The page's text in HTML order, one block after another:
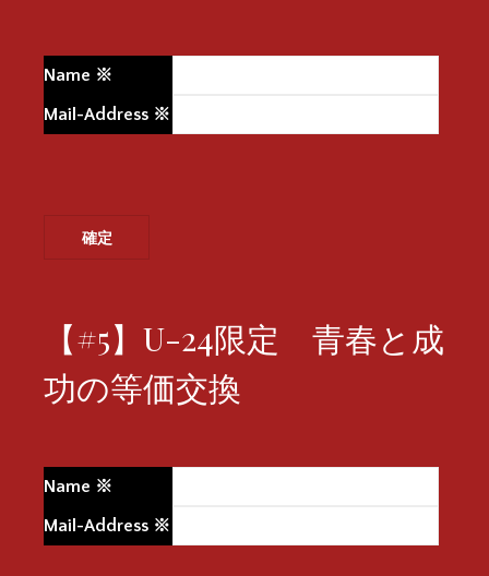
Name ※
Mail-Address ※
【#5】U-24限定 青春と成
功の等価交換
Name ※
Mail-Address ※